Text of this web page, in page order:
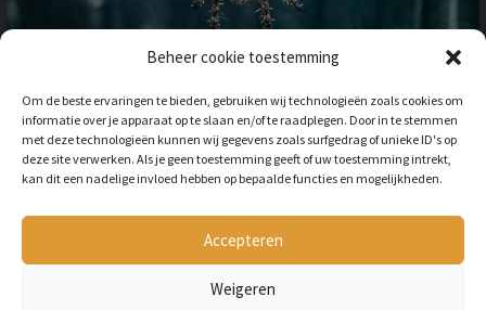
Beheer cookie toestemming
Om de beste ervaringen te bieden, gebruiken wij technologieën zoals cookies om
informatie over je apparaat op te slaan en/of te raadplegen. Door in te stemmen
met deze technologieën kunnen wij gegevens zoals surfgedrag of unieke ID's op
deze site verwerken. Als je geen toestemming geeft of uw toestemming intrekt,
kan dit een nadelige invloed hebben op bepaalde functies en mogelijkheden.
Accepteren
Weigeren
BUITENLAND: HOE HOUD JE
REKENING MET
ONGEWENSTE DIEREN?
BY LILIAN 3 JAAR AGO
Als je op vakantie gaat naar het
buitenland, is niet alleen het cultuur en
de temperatuur anders, ook kan het zijn
dat er verschillende dieren...